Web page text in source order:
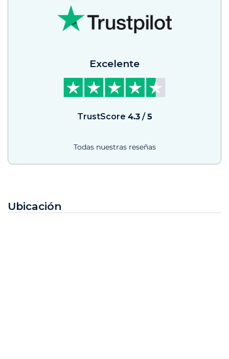
Excelente
TrustScore 4.3/5
Todas nuestras reseñas
Ubicación